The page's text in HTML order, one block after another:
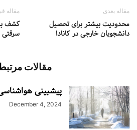
مقاله
سرقتی
مقاله بعدی
محدودیت بیشتر برای تحصیل
دانشجویان خارجی در کانادا
مقالات
پیشبینی
December 4, 2024